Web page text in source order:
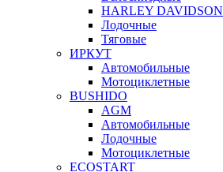
HARLEY DAVIDSON
Лодочные
Тяговые
ИРКУТ
Автомобильные
Мотоциклетные
BUSHIDO
AGM
Автомобильные
Лодочные
Мотоциклетные
ECOSTART